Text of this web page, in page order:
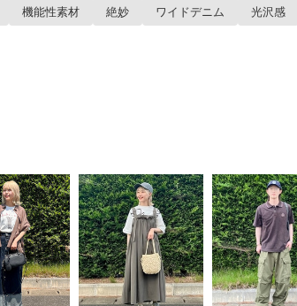
機能性素材 絶妙 ワイドデニム 光沢感